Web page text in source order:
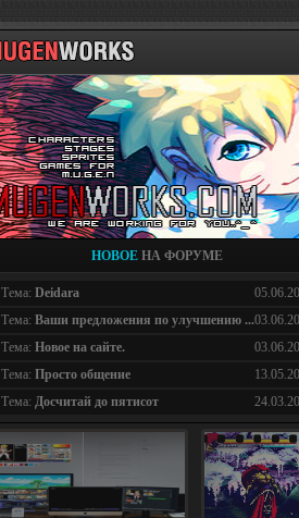
НОВОЕ НА ФОРУМЕ
Тема:Deidara
Тема:Ваши предложения по улучшению ...
Тема:Новое на сайте.
Тема:Просто общение
Тема:Досчитай до пятисот